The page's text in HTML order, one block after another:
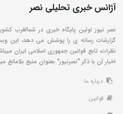
آژانس خبری تحلیلی نصر
نصر نیوز اولین پایگاه خبری در شمالغرب
گزارشات رسانه ی را پوشش می دهد، این
نظرات، تابع قوانین جمهوری اسلامی ایران
اخبار آن با ذکر "نصرنیوز" بعنوان منبع بلامانع
درباره ما
قوانین